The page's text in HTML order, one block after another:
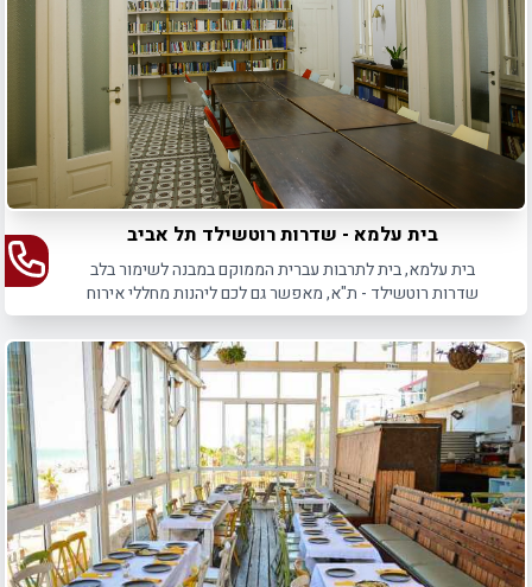
בית עלמא - שדרות רוטשילד תל אביב
בית עלמא, בית לתרבות עברית הממוקם במבנה לשימור בלב
שדרות רוטשילד - ת"א, מאפשר גם לכם ליהנות מחללי אירוח
להשכרה לכל מטרה.